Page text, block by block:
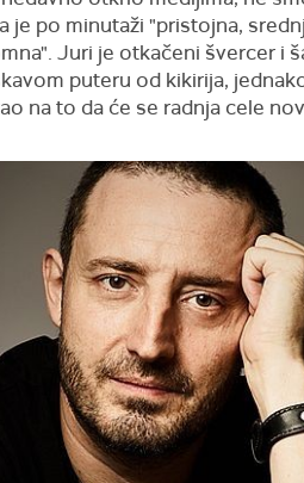
je po minutaži "pristojna,
Juri je otkačeni švercer i
puteru od kikirija,
na to da će se radnja cele